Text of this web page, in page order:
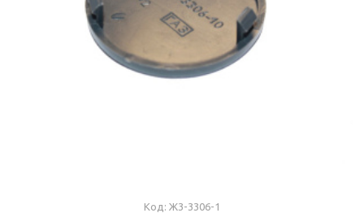
Код: Ж3-3306-1